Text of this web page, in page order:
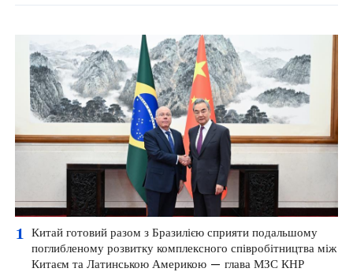
1
Китай готовий разом з Бразилією сприяти подальшому
поглибленому розвитку комплексного співробітництва між
Китаєм та Латинською Америкою — глава МЗС КНР